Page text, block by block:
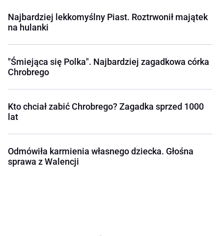
Najbardziej lekkomyślny Piast. Roztrwonił majątek
na hulanki
"Śmiejąca się Polka". Najbardziej zagadkowa córka
Chrobrego
Kto chciał zabić Chrobrego? Zagadka sprzed 1000
lat
Odmówiła karmienia własnego dziecka. Głośna
sprawa z Walencji